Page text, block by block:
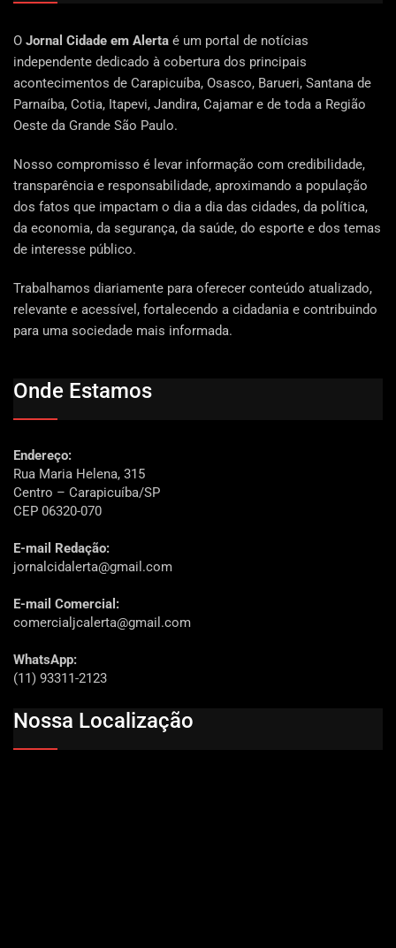
O Jornal Cidade em Alerta é um portal de notícias
independente dedicado à cobertura dos principais
acontecimentos de Carapicuíba, Osasco, Barueri, Santana de
Parnaíba, Cotia, Itapevi, Jandira, Cajamar e de toda a Região
Oeste da Grande São Paulo.
Nosso compromisso é levar informação com credibilidade,
transparência e responsabilidade, aproximando a população
dos fatos que impactam o dia a dia das cidades, da política,
da economia, da segurança, da saúde, do esporte e dos temas
de interesse público.
Trabalhamos diariamente para oferecer conteúdo atualizado,
relevante e acessível, fortalecendo a cidadania e contribuindo
para uma sociedade mais informada.
Onde Estamos
Endereço:
Rua Maria Helena, 315
Centro – Carapicuíba/SP
CEP 06320-070
E-mail Redação:
jornalcidalerta@gmail.com
E-mail Comercial:
comercialjcalerta@gmail.com
WhatsApp:
(11) 93311-2123
Nossa Localização